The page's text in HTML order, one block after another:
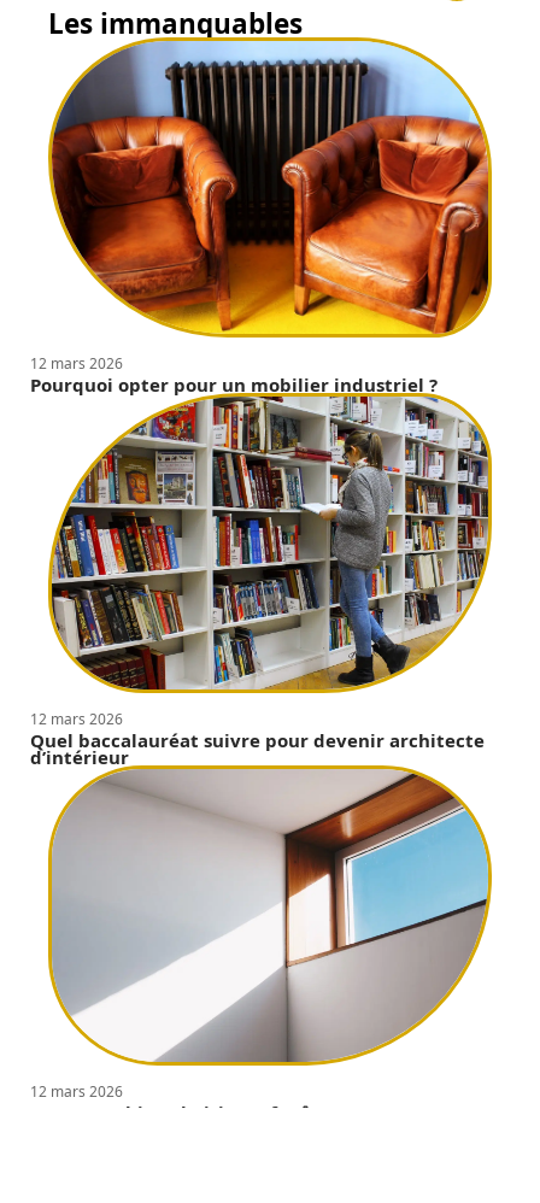
Les immanquables
12 mars 2026
Pourquoi opter pour un mobilier industriel ?
12 mars 2026
Quel baccalauréat suivre pour devenir architecte
d’intérieur
12 mars 2026
Comment bien choisir ses fenêtres ?